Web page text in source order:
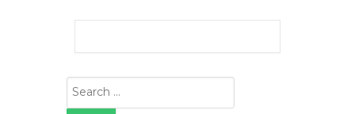
Search
for: